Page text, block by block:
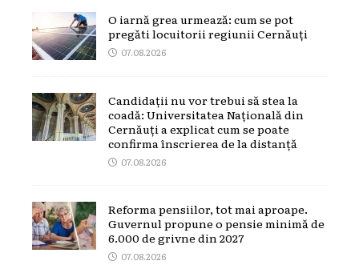
O iarnă grea urmează: cum se pot
pregăti locuitorii regiunii Cernăuți
07.08.2026
Candidații nu vor trebui să stea la
coadă: Universitatea Națională din
Cernăuți a explicat cum se poate
confirma înscrierea de la distanță
07.08.2026
Reforma pensiilor, tot mai aproape.
Guvernul propune o pensie minimă de
6.000 de grivne din 2027
07.08.2026